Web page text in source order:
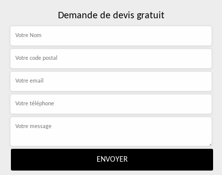
Demande de devis gratuit